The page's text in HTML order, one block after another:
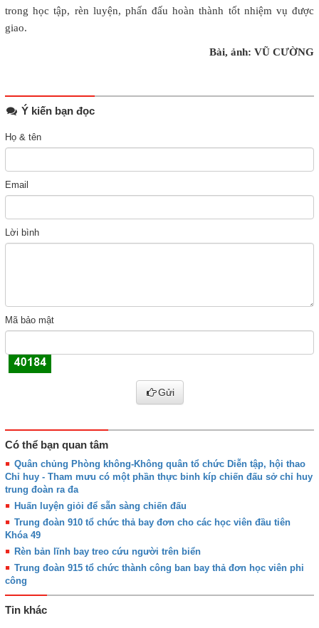
trong học tập, rèn luyện, phấn đấu hoàn thành tốt nhiệm vụ được
giao.
Bài, ảnh: VŨ CƯỜNG
Ý kiến bạn đọc
Họ & tên
Email
Lời bình
Mã bảo mật
Gửi
Có thể bạn quan tâm
Quân chủng Phòng không-Không quân tổ chức Diễn tập, hội thao
Chỉ huy - Tham mưu có một phần thực binh kíp chiến đấu sở chỉ huy
trung đoàn ra đa
Huấn luyện giỏi để sẵn sàng chiến đấu
Trung đoàn 910 tổ chức thả bay đơn cho các học viên đầu tiên
Khóa 49
Rèn bản lĩnh bay treo cứu người trên biển
Trung đoàn 915 tổ chức thành công ban bay thả đơn học viên phi
công
Tin khác